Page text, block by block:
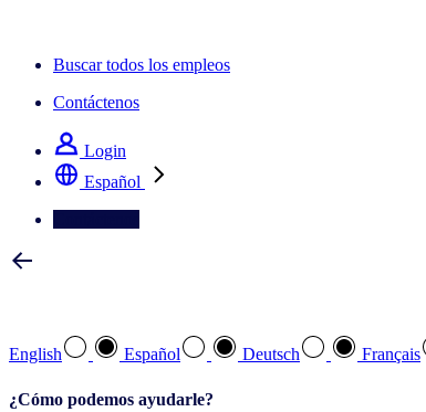
Buscar todos los empleos
Contáctenos
Login
Español
English Español Deutsch Français
¿Cómo podemos ayudarle?